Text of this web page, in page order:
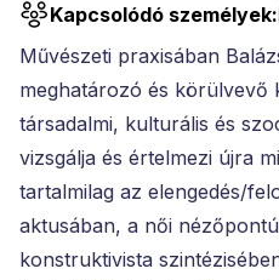
Kapcsolódó személyek:
Művészeti praxisában
meghatározó és körülvevő
társadalmi, kulturális és
vizsgálja és értelmezi újra
tartalmilag az elengedés/
aktusában, a női
konstruktivista